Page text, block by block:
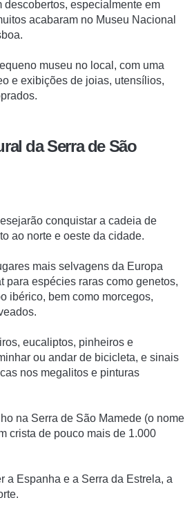
descobertos, especialmente em
acabaram no Museu Nacional
museu no local, com uma
e exibições de joias, utensílios,
da Serra de São
conquistar a cadeia de
ao norte e oeste da cidade.
mais selvagens da Europa
para espécies raras como genetos,
ibérico, bem como morcegos,
eucaliptos, pinheiros e
ou andar de bicicleta, e sinais
nos megalitos e pinturas
na Serra de São Mamede (o nome
crista de pouco mais de 1.000
a Espanha e a Serra da Estrela, a